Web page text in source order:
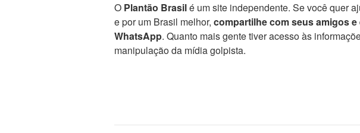
O Plantão Brasilé um site independente. Se você quer
e por um Brasil melhor, compartilhe com seus amigos
WhatsApp. Quanto mais gente tiver acesso às
manipulação da mídia golpista.